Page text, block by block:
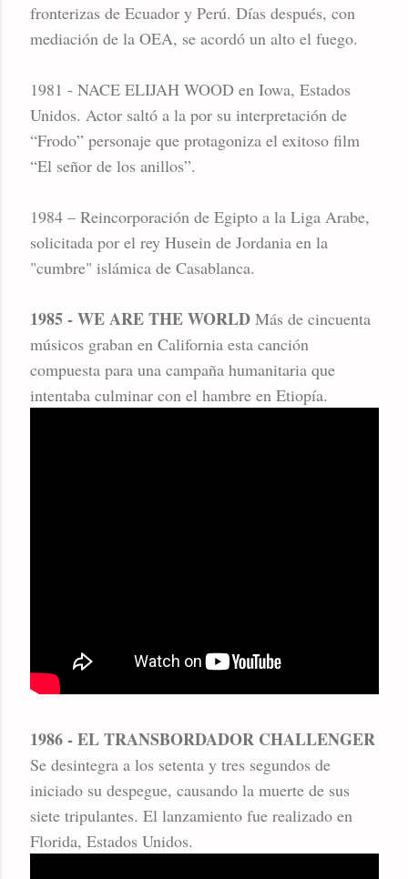
fronterizas de Ecuador y Perú. Días después, con
mediación de la OEA, se acordó un alto el fuego.
1981 - NACE ELIJAH WOOD en Iowa, Estados
Unidos. Actor saltó a la por su interpretación de
“Frodo” personaje que protagoniza el exitoso film
“El señor de los anillos”.
1984 – Reincorporación de Egipto a la Liga Arabe,
solicitada por el rey Husein de Jordania en la
"cumbre" islámica de Casablanca.
1985 - WE ARE THE WORLDMás de cincuenta
músicos graban en California esta canción
compuesta para una campaña humanitaria que
intentaba culminar con el hambre en Etiopía.
1986 - EL TRANSBORDADOR CHALLENGER
Se desintegra a los setenta y tres segundos de
iniciado su despegue, causando la muerte de sus
siete tripulantes. El lanzamiento fue realizado en
Florida, Estados Unidos.